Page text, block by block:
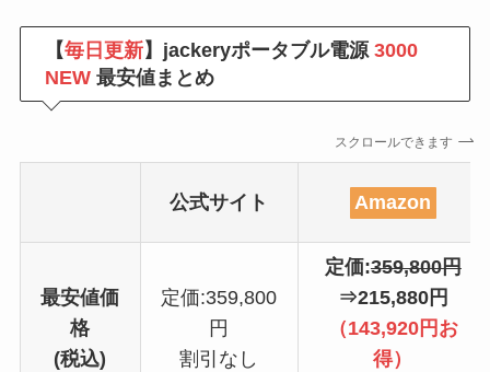
【毎日更新】jackeryポータブル電源3000
NEW 最安値まとめ
スクロールできます
公式サイト Amazon
最安値価
格
(税込)
定価:359,800
円
割引なし
定価:359,800円
⇒215,880円
（143,920円お
得）